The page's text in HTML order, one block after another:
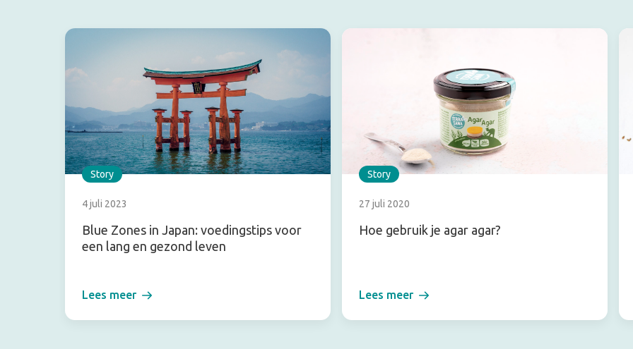
Story
4 juli 2023
Blue Zones in Japan: voedingstips voor
een lang en gezond leven
Lees meer
Story
27 juli 2020
Hoe gebruik je agar agar?
Lees meer